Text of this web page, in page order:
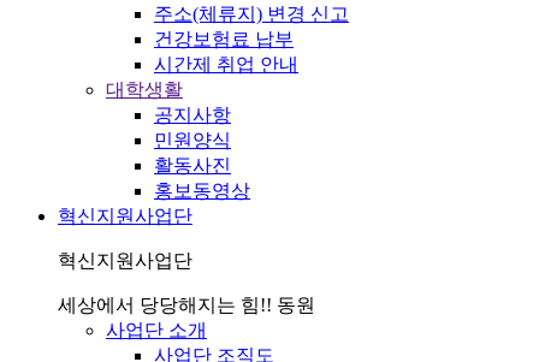
주소(체류지) 변경 신고
건강보험료 납부
시간제 취업 안내
대학생활
공지사항
민원양식
활동사진
홍보동영상
혁신지원사업단
혁신지원사업단
세상에서 당당해지는 힘!! 동원
사업단 소개
사업단 조직도